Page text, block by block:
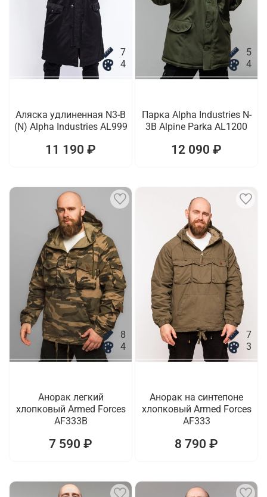
7
4
Аляска удлиненная N3-B
(N) Alpha Industries AL999
11 190 ₽
5
4
Парка Alpha Industries N-
3B Alpine Parka AL1200
12 090 ₽
8
4
Анорак легкий
хлопковый Armed Forces
AF333B
7 590 ₽
7
3
Анорак на синтепоне
хлопковый Armed Forces
AF333
8 790 ₽